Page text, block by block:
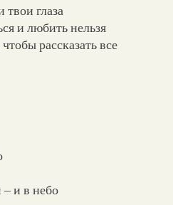
глаза
и любить нельзя
рассказать все
и в небо